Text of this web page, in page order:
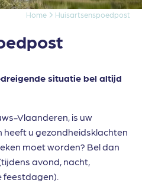
Home Huisartsenspoedpost
situatie bel altijd
Vlaanderen, is uw
u gezondheidsklachten
moet worden? Bel dan
avond, nacht,
feestdagen).